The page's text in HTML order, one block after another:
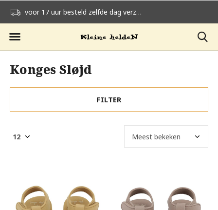
voor 17 uur besteld zelfde dag verzonden
Konges Sløjd
FILTER